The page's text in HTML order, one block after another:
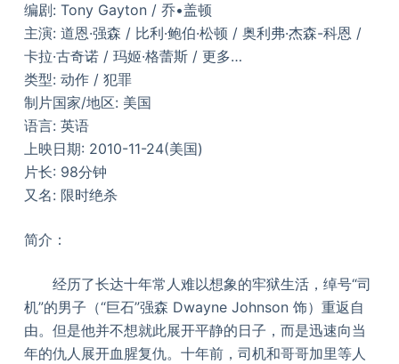
编剧: Tony Gayton / 乔•盖顿
主演: 道恩·强森 / 比利·鲍伯·松顿 / 奥利弗·杰森-科恩 /
卡拉·古奇诺 / 玛姬·格蕾斯 / 更多…
类型: 动作 / 犯罪
制片国家/地区: 美国
语言: 英语
上映日期: 2010-11-24(美国)
片长: 98分钟
又名: 限时绝杀
简介：
经历了长达十年常人难以想象的牢狱生活，绰号“司
机”的男子（“巨石”强森 Dwayne Johnson 饰）重返自
由。但是他并不想就此展开平静的日子，而是迅速向当
年的仇人展开血腥复仇。十年前，司机和哥哥加里等人